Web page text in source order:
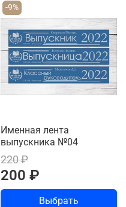
-9%
Именная лента
выпускника №04
220 ₽
200 ₽
Выбрать